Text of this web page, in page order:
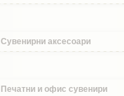
Сувенирни аксесоари
Печатни и офис сувенири